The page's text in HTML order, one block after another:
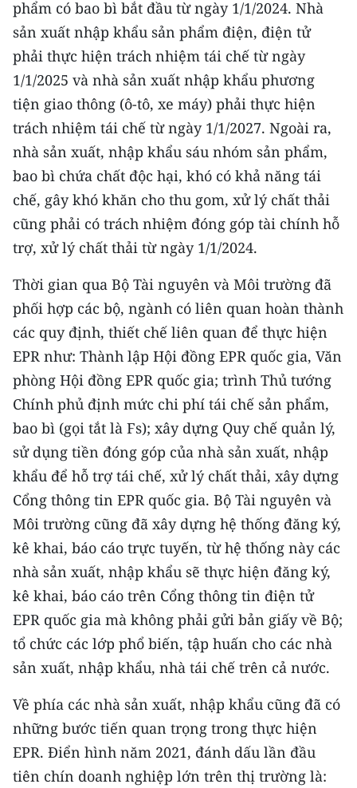
ENGLISH
中文
FRANÇAIS
РУССКИЙ
ESPAÑOL
한국어
phẩm có bao bì bắt đầu từ ngày 1/1/2024. Nhà
sản xuất nhập khẩu sản phẩm điện, điện tử
phải thực hiện trách nhiệm tái chế từ ngày
1/1/2025 và nhà sản xuất nhập khẩu phương
tiện giao thông (ô-tô, xe máy) phải thực hiện
trách nhiệm tái chế từ ngày 1/1/2027. Ngoài ra,
nhà sản xuất, nhập khẩu sáu nhóm sản phẩm,
bao bì chứa chất độc hại, khó có khả năng tái
chế, gây khó khăn cho thu gom, xử lý chất thải
cũng phải có trách nhiệm đóng góp tài chính hỗ
trợ, xử lý chất thải từ ngày 1/1/2024.
Thời gian qua Bộ Tài nguyên và Môi trường đã
phối hợp các bộ, ngành có liên quan hoàn thành
các quy định, thiết chế liên quan để thực hiện
EPR như: Thành lập Hội đồng EPR quốc gia, Văn
phòng Hội đồng EPR quốc gia; trình Thủ tướng
Chính phủ định mức chi phí tái chế sản phẩm,
bao bì (gọi tắt là Fs); xây dựng Quy chế quản lý,
sử dụng tiền đóng góp của nhà sản xuất, nhập
khẩu để hỗ trợ tái chế, xử lý chất thải, xây dựng
Cổng thông tin EPR quốc gia. Bộ Tài nguyên và
Môi trường cũng đã xây dựng hệ thống đăng ký,
kê khai, báo cáo trực tuyến, từ hệ thống này các
nhà sản xuất, nhập khẩu sẽ thực hiện đăng ký,
kê khai, báo cáo trên Cổng thông tin điện tử
EPR quốc gia mà không phải gửi bản giấy về Bộ;
tổ chức các lớp phổ biến, tập huấn cho các nhà
sản xuất, nhập khẩu, nhà tái chế trên cả nước.
Về phía các nhà sản xuất, nhập khẩu cũng đã có
những bước tiến quan trọng trong thực hiện
EPR. Ðiển hình năm 2021, đánh dấu lần đầu
tiên chín doanh nghiệp lớn trên thị trường là: